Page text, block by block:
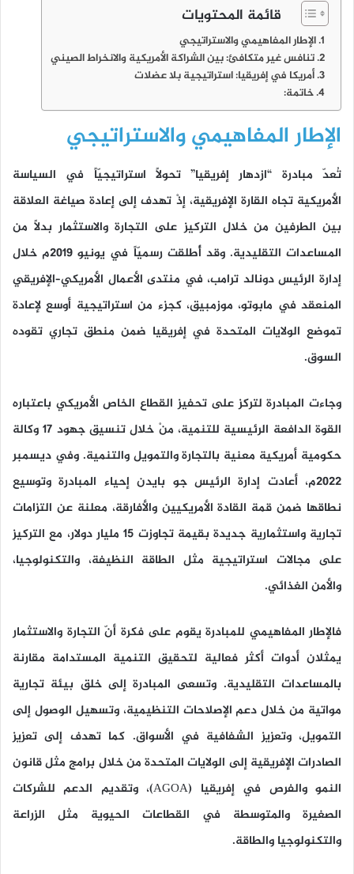
قائمة المحتويات
الإطار المفاهيمي والاستراتيجي
تنافس غير متكافئ: بين الشراكة الأمريكية والانخراط الصيني
أمريكا في إفريقيا: استراتيجية بلا عضلات
خاتمة:
الإطار المفاهيمي والاستراتيجي
تُعدّ مبادرة “ازدهار إفريقيا” تحولاً استراتيجيّاً في السياسة
الأمريكية تجاه القارة الإفريقية، إذْ تهدف إلى إعادة صياغة العلاقة
بين الطرفين من خلال التركيز على التجارة والاستثمار بدلاً من
المساعدات التقليدية. وقد أُطلقت رسميّاً في يونيو 2019م خلال
إدارة الرئيس دونالد ترامب، في منتدى الأعمال الأمريكي–الإفريقي
المنعقد في مابوتو، موزمبيق، كجزء من استراتيجية أوسع لإعادة
تموضع الولايات المتحدة في إفريقيا ضمن منطق تجاري تقوده
السوق.
وجاءت المبادرة لتركز على تحفيز القطاع الخاص الأمريكي باعتباره
القوة الدافعة الرئيسية للتنمية، منْ خلال تنسيق جهود 17 وكالة
حكومية أمريكية معنية بالتجارة والتمويل والتنمية. وفي ديسمبر
2022م، أعادت إدارة الرئيس جو بايدن إحياء المبادرة وتوسيع
نطاقها ضمن قمة القادة الأمريكيين والأفارقة، معلنة عن التزامات
تجارية واستثمارية جديدة بقيمة تجاوزت 15 مليار دولار، مع التركيز
على مجالات استراتيجية مثل الطاقة النظيفة، والتكنولوجيا،
والأمن الغذائي.
فالإطار المفاهيمي للمبادرة يقوم على فكرة أنّ التجارة والاستثمار
يمثلان أدوات أكثر فعالية لتحقيق التنمية المستدامة مقارنة
بالمساعدات التقليدية. وتسعى المبادرة إلى خلق بيئة تجارية
مواتية من خلال دعم الإصلاحات التنظيمية، وتسهيل الوصول إلى
التمويل، وتعزيز الشفافية في الأسواق. كما تهدف إلى تعزيز
الصادرات الإفريقية إلى الولايات المتحدة من خلال برامج مثل قانون
النمو والفرص في إفريقيا (AGOA)، وتقديم الدعم للشركات
الصغيرة والمتوسطة في القطاعات الحيوية مثل الزراعة
والتكنولوجيا والطاقة.